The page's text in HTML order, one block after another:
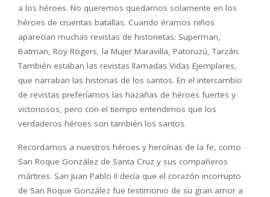
a los héroes. No queremos quedarnos solamente en los
héroes de cruentas batallas. Cuando éramos niños
aparecían muchas revistas de historietas: Superman,
Batman, Roy Rogers, la Mujer Maravilla, Patoruzú, Tarzán.
También estaban las revistas llamadas Vidas Ejemplares,
que narraban las historias de los santos. En el intercambio
de revistas preferíamos las hazañas de héroes fuertes y
victoriosos, pero con el tiempo entendimos que los
verdaderos héroes son también los santos.
Recordamos a nuestros héroes y heroínas de la fe, como
San Roque González de Santa Cruz y sus compañeros
mártires. San Juan Pablo II decía que el corazón incorrupto
de San Roque González fue testimonio de su gran amor a